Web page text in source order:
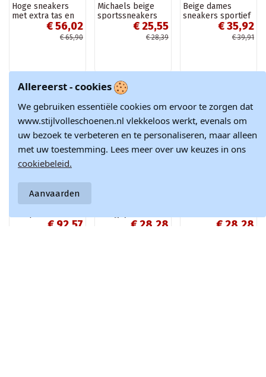
Hoge sneakers
met extra tas en
platform zwarte
kleur Saramis
€ 56,02
€ 65,90
Michaels beige
sportssneakers
€ 25,55
€ 28,39
Beige dames
sneakers sportief
met glitters€ 35,92
€ 39,91
-15%
Nieuw
Dames sneakers
chocolade faux
€ 92,57
-10%
accenten Birna
€ 28,28
op een dikke zool
€ 28,28
Allereerst - cookies
We gebruiken essentiële cookies om ervoor te zorgen dat
www.stijlvolleschoenen.nl vlekkeloos werkt, evenals om
uw bezoek te verbeteren en te personaliseren, maar alleen
met uw toestemming. Lees meer over uw keuzes in ons
cookiebeleid.
Aanvaarden